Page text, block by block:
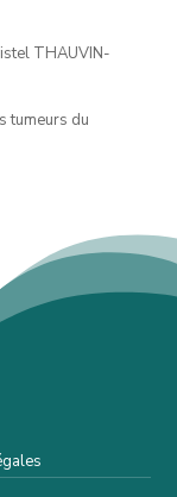
THAUVIN-
tumeurs du